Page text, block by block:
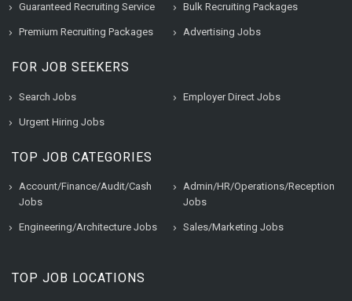
Guaranteed Recruiting Service Bulk Recruiting Packages
Premium Recruiting Packages Advertising Jobs
FOR JOB SEEKERS
Search Jobs Employer Direct Jobs
Urgent Hiring Jobs
TOP JOB CATEGORIES
Account/Finance/Audit/Cash
Jobs
Admin/HR/Operations/Reception
Jobs
Engineering/Architecture Jobs Sales/Marketing Jobs
TOP JOB LOCATIONS